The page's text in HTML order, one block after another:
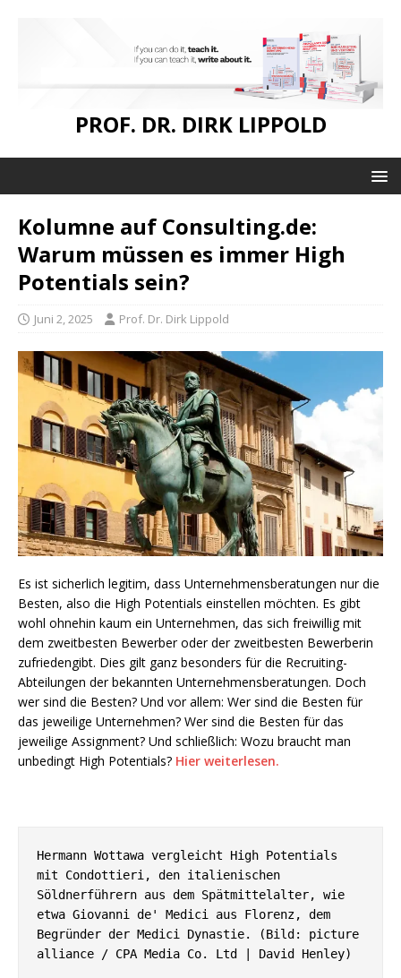
PROF. DR. DIRK LIPPOLD
Kolumne auf Consulting.de:
Warum müssen es immer High
Potentials sein?
Juni 2, 2025 Prof. Dr. Dirk Lippold
Es ist sicherlich legitim, dass Unternehmensberatungen nur die
Besten, also die High Potentials einstellen möchten. Es gibt
wohl ohnehin kaum ein Unternehmen, das sich freiwillig mit
dem zweitbesten Bewerber oder der zweitbesten Bewerberin
zufriedengibt. Dies gilt ganz besonders für die Recruiting-
Abteilungen der bekannten Unternehmensberatungen. Doch
wer sind die Besten? Und vor allem: Wer sind die Besten für
das jeweilige Unternehmen? Wer sind die Besten für das
jeweilige Assignment? Und schließlich: Wozu braucht man
unbedingt High Potentials? Hier weiterlesen.
Hermann Wottawa vergleicht High Potentials
mit Condottieri, den italienischen
Söldnerführern aus dem Spätmittelalter, wie
etwa Giovanni de' Medici aus Florenz, dem
Begründer der Medici Dynastie. (Bild: picture
alliance / CPA Media Co. Ltd | David Henley)